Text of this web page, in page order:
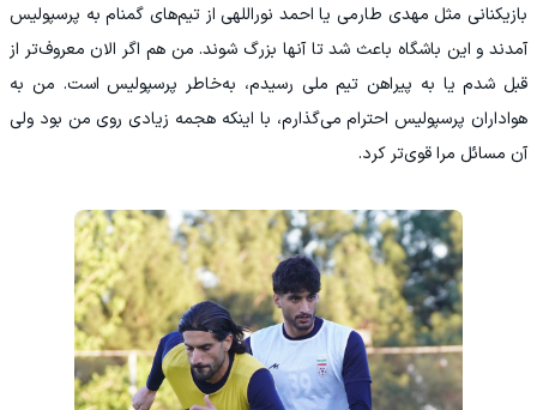
بازیکنانی مثل مهدی طارمی یا احمد نوراللهی از تیم‌های گمنام به پرسپولیس
آمدند و این باشگاه باعث شد تا آنها بزرگ شوند. من هم اگر الان معروف‌تر از
قبل شدم یا به پیراهن تیم ملی رسیدم، به‌خاطر پرسپولیس است. من به
هواداران پرسپولیس احترام می‌گذارم، با اینکه هجمه زیادی روی من بود ولی
آن مسائل مرا قوی‌تر کرد.